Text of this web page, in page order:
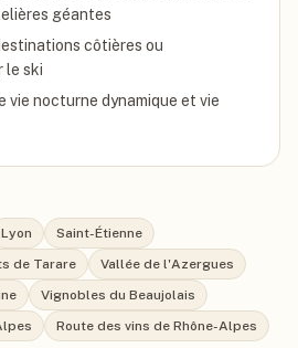
géantes
côtières ou
le ski
vie nocturne dynamique et vie
Lyon
Saint-Étienne
de Tarare
Vallée de l'Azergues
Vignobles du Beaujolais
Route des vins de Rhône-Alpes